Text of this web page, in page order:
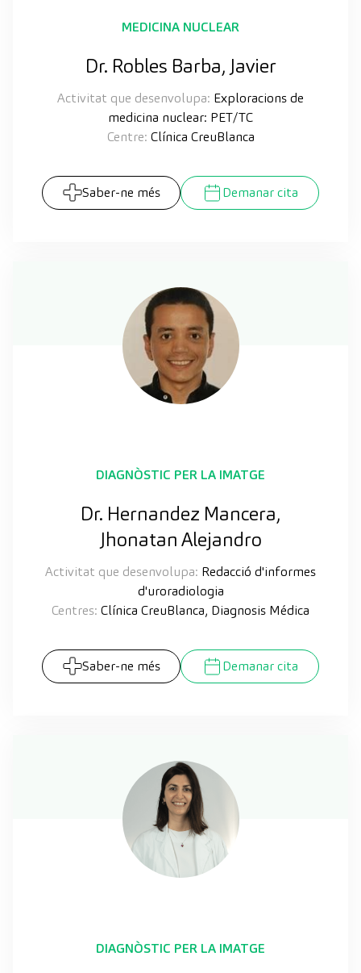
MEDICINA NUCLEAR
Dr. Robles Barba, Javier
Activitat que desenvolupa: Exploracions de
medicina nuclear: PET/TC
Centre: Clínica CreuBlanca
Saber-ne més Demanar cita
DIAGNÒSTIC PER LA IMATGE
Dr. Hernandez Mancera,
Jhonatan Alejandro
Activitat que desenvolupa: Redacció d'informes
d'uroradiologia
Centres: Clínica CreuBlanca, Diagnosis Médica
Saber-ne més Demanar cita
DIAGNÒSTIC PER LA IMATGE